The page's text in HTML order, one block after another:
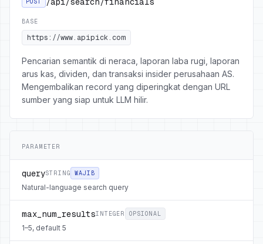
POST
BASE
https://www.apipick.com
Pencarian semantik di neraca, laporan laba rugi, laporan
arus kas, dividen, dan transaksi insider perusahaan AS.
Mengembalikan record yang diperingkat dengan URL
sumber yang siap untuk LLM hilir.
PARAMETER
querySTRING WAJIB
Natural-language search query
max_num_resultsINTEGER OPSIONAL
1–5, default 5